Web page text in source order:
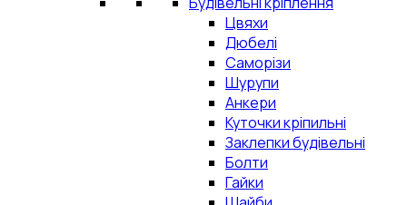
Цвяхи
Дюбелі
Саморізи
Шурупи
Анкери
Куточки кріпильні
Заклепки будівельні
Болти
Гайки